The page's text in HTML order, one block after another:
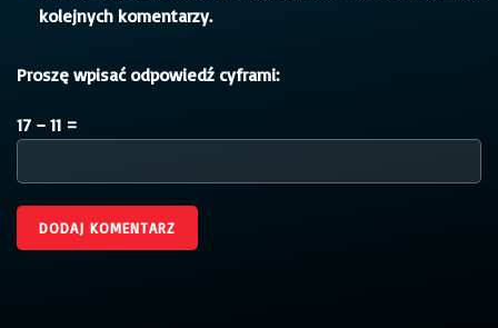
kolejnych komentarzy.
Proszę wpisać odpowiedź cyframi:
17 − 11 =